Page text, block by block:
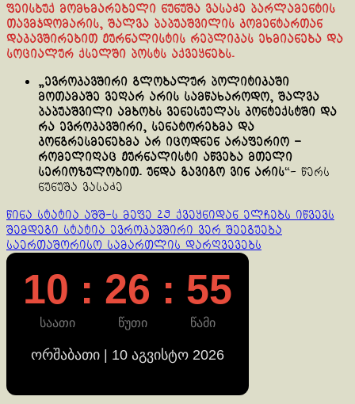
ფეისბუქ მომხმარებელი ნუნუშა ვასაძე პარლამენტის
თავმჯდომარის, შალვა პაპუაშვილის კომენტართან
დაკავშირებით ჟურნალისტის რეპლიკას ეხმიანება და
სოციალურ ქსელში პოსტს აქვეყნებს.
„ევროკავშირი გლობალურ პოლიტიკაში
მოთამაშე ვეღარ არის სამწახაროდო, შალვა
პაპუაშვილი ამბობს ვენესუელას კონტექსტში და
რა ევროკავშირი, სენატორებმა და
კონგრესმენებმა არ იცოდნენ არაფერიო –
რომელიღაც ჟურნალისტი აწვება მთელი
სერიოზულობით. უნდა გავიგო ვინ არის“- წერს
ნუნუშა ვასაძე
Continue
Reading
წინა სტატია აშშ-ს მეფე 29 ქვეყნიდან ელჩებს იწვევს
შემდეგი სტატია ევროკავშირი ვერ შეეგუება
საერთაშორისო სამართლის დარღვევებს
10 : 26 : 55
საათი წუთი წამი
ორშაბათი | 10 აგვისტო 2026